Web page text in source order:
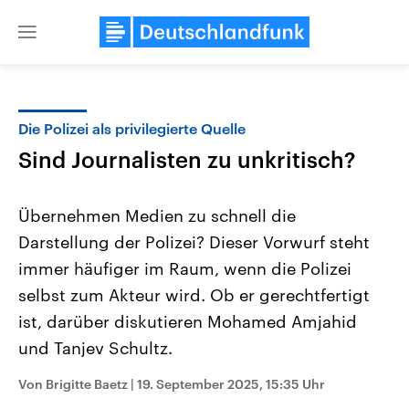
Close
Landtagswahl Sachsen-Anhalt
2026
Alle Informationen
Sachsen-Anhalt wählt am 6.
September 2026 einen neuen
Landtag. Seit 2021 wird das
USA
Aktuelle Beiträge,
gehören die Vereinigten
den mächtigsten Ländern
Die Polizei als privilegierte Quelle
Sind Journalisten zu unkritisch?
Übernehmen Medien zu schnell die
Darstellung der Polizei? Dieser Vorwurf steht
immer häufiger im Raum, wenn die Polizei
selbst zum Akteur wird. Ob er gerechtfertigt
ist, darüber diskutieren Mohamed Amjahid
und Tanjev Schultz.
Von Brigitte Baetz | 19. September 2025, 15:35 Uhr